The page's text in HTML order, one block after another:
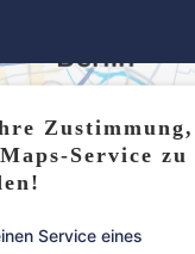
Zustimmung,
Service zu
Service eines